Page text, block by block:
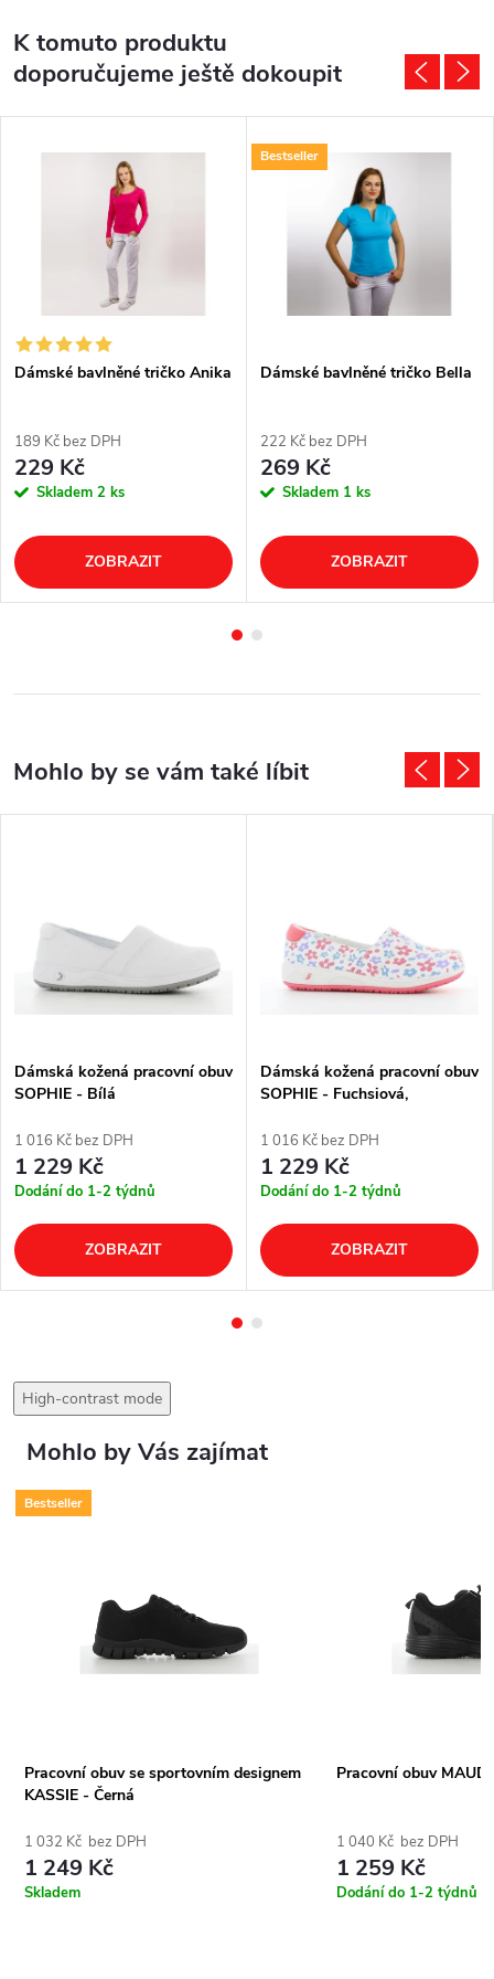
K tomuto produktu
doporučujeme ještě dokoupit
Dámské bavlněné tričko Anika
189 Kč bez DPH
229 Kč
Skladem 2 ks
ZOBRAZIT
Bestseller
Dámské bavlněné tričko Bella
222 Kč bez DPH
269 Kč
Skladem 1 ks
ZOBRAZIT
Dámská kožená pracovní obuv
SOPHIE - Bílá
1 016 Kč bez DPH
1 229 Kč
Dodání do 1-2 týdnů
ZOBRAZIT
Dámská kožená pracovní obuv
SOPHIE - Fuchsiová,
1 016 Kč bez DPH
1 229 Kč
Dodání do 1-2 týdnů
ZOBRAZIT
High-contrast mode
Mohlo by Vás zajímat
Bestseller
Pracovní obuv se sportovním designem
KASSIE - Černá
1 032 Kč bez DPH
1 249 Kč
Skladem
Pracovní obuv MAUD
1 040 Kč bez DPH
1 259 Kč
Dodání do 1-2 týdnů